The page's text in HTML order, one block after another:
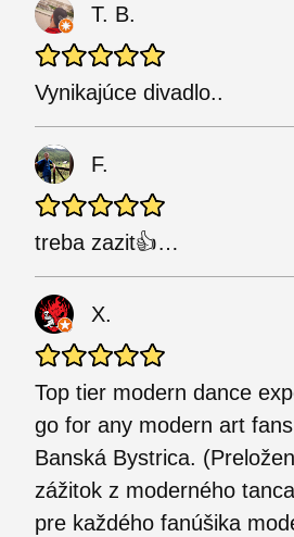
T. B.
Vynikajúce divadlo..
F.
treba zazit👍…
X.
Top tier modern dance
go for any modern art
Banská Bystrica.
zážitok z moderného
pre každého fanúšika